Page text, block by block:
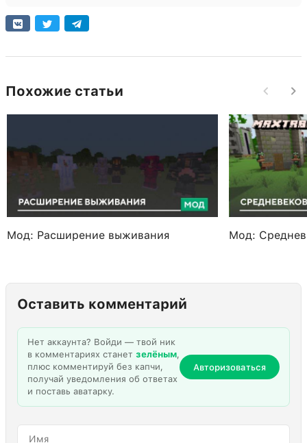
Похожие статьи
Мод: Расширение выживания Мод:
Оставить комментарий
Нет аккаунта? Войди — твой ник
в комментариях станет зелёным,
плюс комментируй без капчи,
получай уведомления об ответах
и поставь аватарку.
Авторизоваться